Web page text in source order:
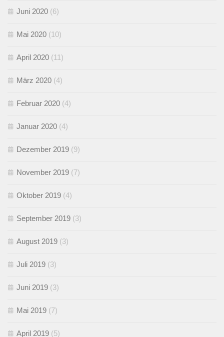
Juni 2020 (6)
Mai 2020 (10)
April 2020 (11)
März 2020 (4)
Februar 2020 (4)
Januar 2020 (4)
Dezember 2019 (9)
November 2019 (7)
Oktober 2019 (4)
September 2019 (3)
August 2019 (3)
Juli 2019 (3)
Juni 2019 (3)
Mai 2019 (7)
April 2019 (5)